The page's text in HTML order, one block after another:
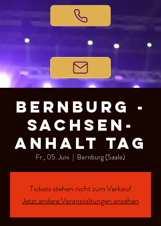
Bernburg -
Sachsen-
Anhalt Tag
Fr., 05. Juni
  |
Bernburg (Saale)
Tickets stehen nicht zum Verkauf
Jetzt andere Veranstaltungen ansehen